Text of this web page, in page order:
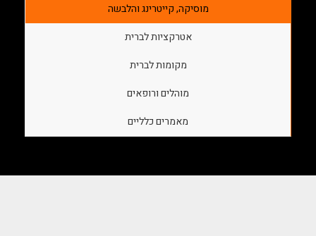
מוסיקה, קייטרינג והלבשה
אטרקציות לברית
מקומות לברית
מוהלים ורופאים
מאמרים כלליים